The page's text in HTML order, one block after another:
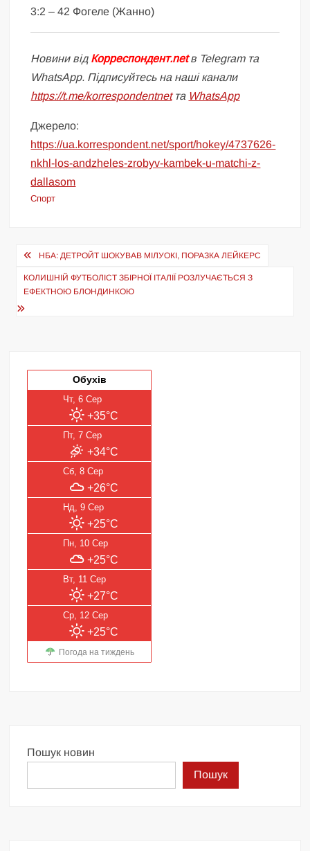
3:2 – 42 Фогеле (Жанно)
Новини відКорреспондент.netв Telegram та
WhatsApp. Підписуйтесь на наші канали
https://t.me/korrespondentnetта WhatsApp
Джерело:
https://ua.korrespondent.net/sport/hokey/4737626-
nkhl-los-andzheles-zrobyv-kambek-u-matchi-z-
dallasom
Спорт
Навігація
записів
НБА: ДЕТРОЙТ ШОКУВАВ МІЛУОКІ, ПОРАЗКА ЛЕЙКЕРС
КОЛИШНІЙ ФУТБОЛІСТ ЗБІРНОЇ ІТАЛІЇ РОЗЛУЧАЄТЬСЯ З
ЕФЕКТНОЮ БЛОНДИНКОЮ
Обухів
Чт, 6 Сер
+35°C
Пт, 7 Сер
+34°C
Сб, 8 Сер
+26°C
Нд, 9 Сер
+25°C
Пн, 10 Сер
+25°C
Вт, 11 Сер
+27°C
Ср, 12 Сер
+25°C
Погода на тиждень
Пошук новин
Пошук